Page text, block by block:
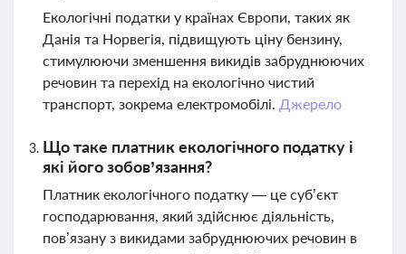
Екологічні податки у країнах Європи, таких як
Данія та Норвегія, підвищують ціну бензину,
стимулюючи зменшення викидів забруднюючих
речовин та перехід на екологічно чистий
транспорт, зокрема електромобілі. Джерело
Що таке платник екологічного податку і
які його зобов’язання?
Платник екологічного податку — це суб’єкт
господарювання, який здійснює діяльність,
пов’язану з викидами забруднюючих речовин в